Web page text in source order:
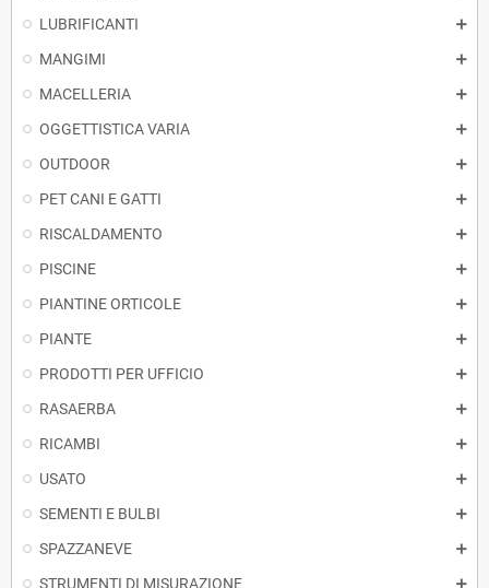
LUBRIFICANTI
MANGIMI
MACELLERIA
OGGETTISTICA VARIA
OUTDOOR
PET CANI E GATTI
RISCALDAMENTO
PISCINE
PIANTINE ORTICOLE
PIANTE
PRODOTTI PER UFFICIO
RASAERBA
RICAMBI
USATO
SEMENTI E BULBI
SPAZZANEVE
STRUMENTI DI MISURAZIONE